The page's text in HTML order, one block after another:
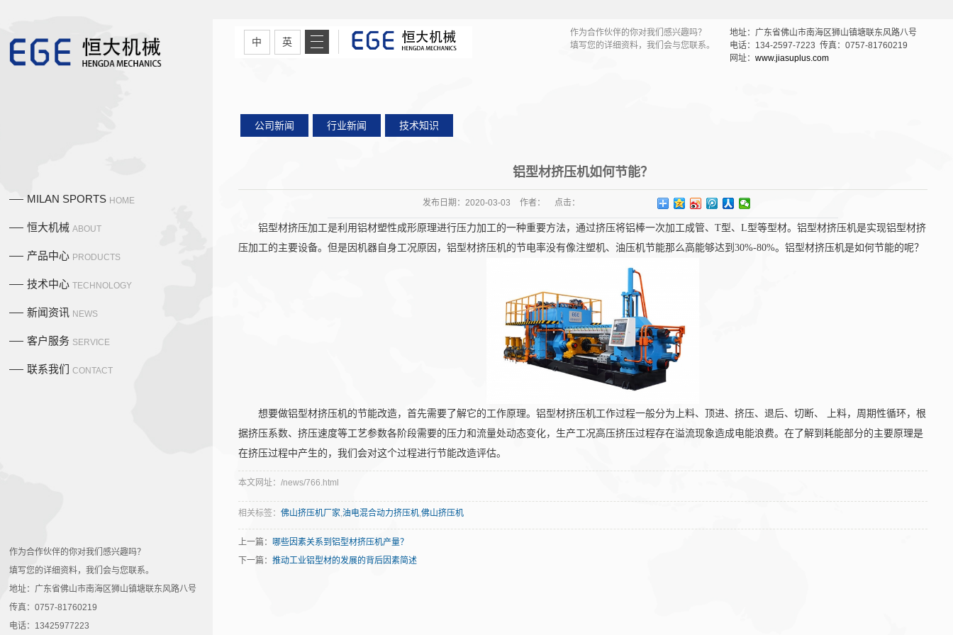
MILAN SPORTS HOME
恒大机械 ABOUT
产品中心 PRODUCTS
技术中心 TECHNOLOGY
新闻资讯 NEWS
客户服务 SERVICE
联系我们 CONTACT
作为合作伙伴的你对我们感兴趣吗？
填写您的详细资料，我们会与您联系。
地址：广东省佛山市南海区狮山镇塘联东风路八号
传真：0757-81760219
电话：13425977223
中 英
地址：广东省佛山市南海区狮山镇塘联东风路八号
电话：134-2597-7223 传真：0757-81760219
网址： www.jiasuplus.com
作为合作伙伴的你对我们感兴趣吗？
填写您的详细资料，我们会与您联系。
公司新闻 行业新闻 技术知识
铝型材挤压机如何节能？
发布日期： 2020-03-03 作者： 点击：
铝型材挤压加工是利用铝材塑性成形原理进行压力加工的一种重要方法，通过挤压将铝棒一次加工成管、T型、L型等型材。铝型材挤压机是实现铝型材挤
压加工的主要设备。但是因机器自身工况原因，铝型材挤压机的节电率没有像注塑机、油压机节能那么高能够达到30%-80%。铝型材挤压机是如何节能的呢？
想要做铝型材挤压机的节能改造，首先需要了解它的工作原理。铝型材挤压机工作过程一般分为上料、顶进、挤压、退后、切断、 上料，周期性循环，根
据挤压系数、挤压速度等工艺参数各阶段需要的压力和流量处动态变化，生产工况高压挤压过程存在溢流现象造成电能浪费。在了解到耗能部分的主要原理是
在挤压过程中产生的，我们会对这个过程进行节能改造评估。
本文网址：/news/766.html
相关标签：佛山挤压机厂家 ,油电混合动力挤压机 ,佛山挤压机
上一篇： 哪些因素关系到铝型材挤压机产量？
下一篇：推动工业铝型材的发展的背后因素简述
恒大机械 / About Us
产品中心 / Products
技术中心/ Case